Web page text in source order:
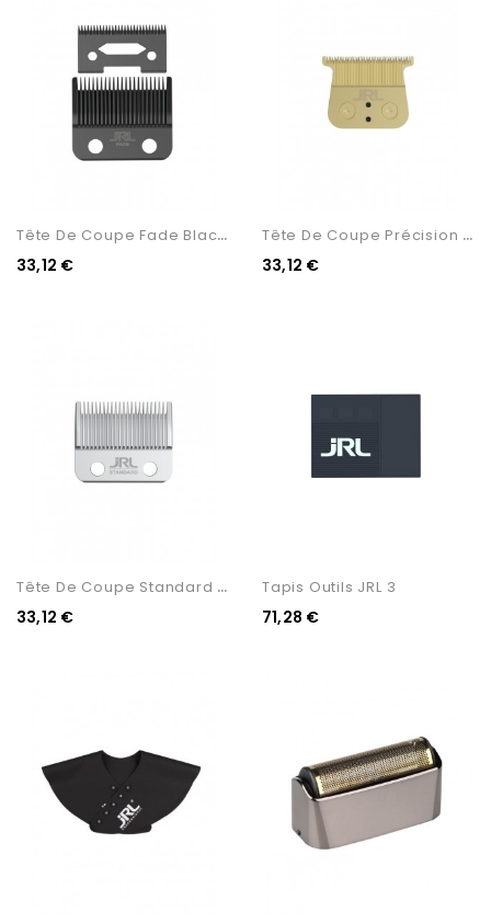
T
Ête De Coupe Fade Black...
33,12 €
T
Ête De Coupe Précision JRL...
33,12 €
T
Ête De Coupe Standard JRL...
33,12 €
Tapis Outils JRL 3
71,28 €